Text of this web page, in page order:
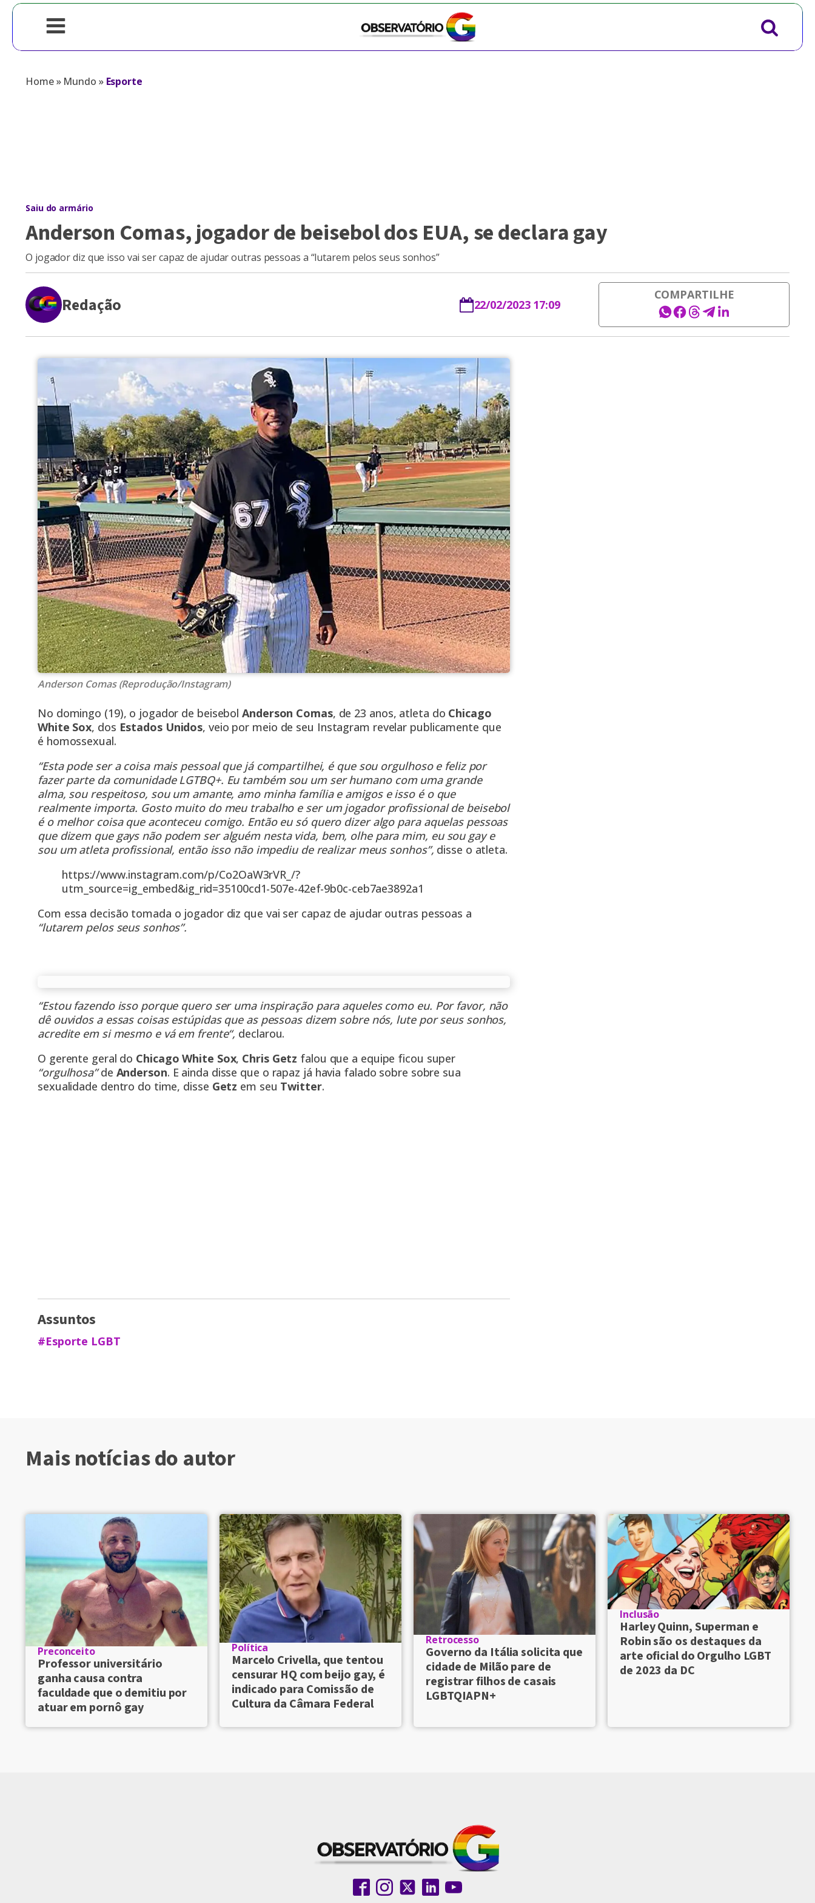
Home» Mundo » Esporte
Saiu do armário
Anderson Comas, jogador de beisebol dos EUA, se declara gay
O jogador diz que isso vai ser capaz de ajudar outras pessoas a “lutarem pelos seus sonhos”
Redação 22/02/2023 17:09
COMPARTILHE
Anderson Comas (Reprodução/Instagram)
No domingo (19), o jogador de beisebolAnderson Comas, de 23 anos, atleta do Chicago
White Sox, dos Estados Unidos, veio por meio de seu Instagram revelar publicamente que
é homossexual.
“Esta pode ser a coisa mais pessoal que já compartilhei, é que sou orgulhoso e feliz por
fazer parte da comunidade LGTBQ+. Eu também sou um ser humano com uma grande
alma, sou respeitoso, sou um amante, amo minha família e amigos e isso é o que
realmente importa. Gosto muito do meu trabalho e ser um jogador profissional de beisebol
é o melhor coisa que aconteceu comigo. Então eu só quero dizer algo para aquelas pessoas
que dizem que gays não podem ser alguém nesta vida, bem, olhe para mim, eu sou gay e
sou um atleta profissional, então isso não impediu de realizar meus sonhos”, disse o atleta.
https://www.instagram.com/p/Co2OaW3rVR_/?
utm_source=ig_embed&ig_rid=35100cd1-507e-42ef-9b0c-ceb7ae3892a1
Com essa decisão tomada o jogador diz que vai ser capaz de ajudar outras pessoas a
“lutarem pelos seus sonhos”.
“Estou fazendo isso porque quero ser uma inspiração para aqueles como eu. Por favor, não
dê ouvidos a essas coisas estúpidas que as pessoas dizem sobre nós, lute por seus sonhos,
acredite em si mesmo e vá em frente“, declarou.
O gerente geral do Chicago White Sox, Chris Getz falou que a equipe ficou super
“orgulhosa”de Anderson. E ainda disse que o rapaz já havia falado sobre sobre sua
sexualidade dentro do time, disse Getz em seu Twitter.
Assuntos
#Esporte LGBT
Mais notícias do autor
Preconceito
Professor universitário
ganha causa contra
faculdade que o demitiu por
atuar em pornô gay
Política
Marcelo Crivella, que tentou
censurar HQ com beijo gay, é
indicado para Comissão de
Cultura da Câmara Federal
Retrocesso
Governo da Itália solicita que
cidade de Milão pare de
registrar filhos de casais
LGBTQIAPN+
Inclusão
Harley Quinn, Superman e
Robin são os destaques da
arte oficial do Orgulho LGBT
de 2023 da DC